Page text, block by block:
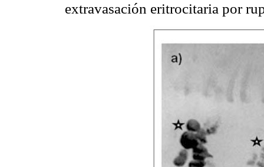
extravasación eritrocitaria por